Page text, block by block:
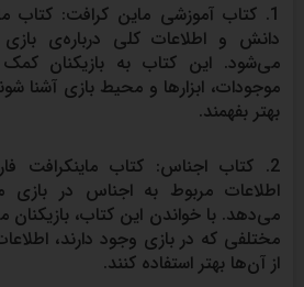
1. کتاب آموزشی ماین کرافت: کتاب
دانش و اطلاعات کلی درباره‌ی
می‌شود. این کتاب به بازیکنان
موجودات، ابزارها و محیط بازی آشنا
بهتر بفهمند.
2. کتاب اجناس: کتاب ماینکرافت
اطلاعات مربوط به اجناس در
می‌دهد. با خواندن این کتاب، بازیکنان
مختلفی که در بازی وجود دارند،
از آن‌ها بهتر استفاده کنند.